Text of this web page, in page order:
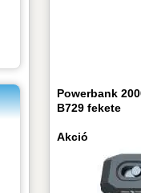
Powerbank
B729 fekete
Akció